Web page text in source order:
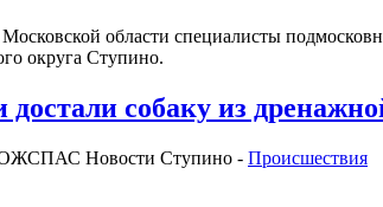
области специалисты
округа Ступино.
достали собаку из
Новости Ступино - Происшествия